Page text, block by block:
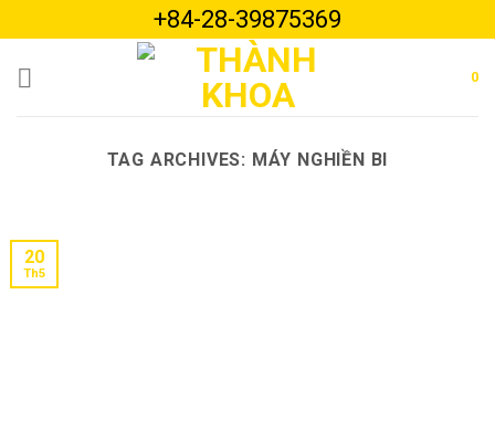
to
content
+84-28-39875369
0
TAG ARCHIVES: MÁY NGHIỀN BI
20
Th5